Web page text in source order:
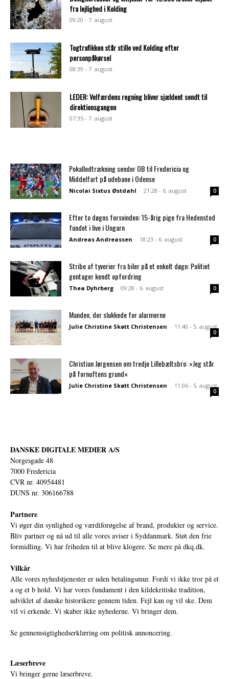
fra lejlighed i Kolding
09:20 - 7. august
Togtrafikken står stille ved Kolding efter
personpåkørsel
08:39 - 7. august
LEDER: Velfærdens regning bliver sjældent sendt til
direktionsgangen
07:35 - 7. august
Pokallodtrækning sender OB til Fredericia og
Middelfart på udebane i Odense
Nicolai Sixtus Østdahl - 21:28 - 6. august 0
Efter to døgns forsvinden: 15-årig pige fra Hedensted
fundet i live i Ungarn
Andreas Andreassen - 18:23 - 6. august 0
Stribe af tyverier fra biler på et enkelt døgn: Politiet
gentager kendt opfordring
Thea Dyhrberg - 09:28 - 6. august 0
Manden, der slukkede for alarmerne
Julie Christine Skøtt Christensen - 11:40 - 5. august
0
Christian Jørgensen om tredje Lillebæltsbro: »Jeg står
på fornuftens grund«
Julie Christine Skøtt Christensen - 11:06 - 5. august
0
DANSKE DIGITALE MEDIER A/S
Norgesgade 48
7000 Fredericia
CVR nr. 40954481
DUNS nr. 306166788
Partnere
Vi øger din synlighed og værdiforøgelse af brand, produkter og service.
Bliv partner og nå ud til alle vores aviser i Syddanmark. Støt den frie
formidling. Vi har friheden til at blive klogere. Se mere på dkq.dk.
Vilkår
Alle vores nyhedstjenester er uden betalingsmur. Fordi vi ikke tror på et
a og et b hold. Vi har vores fundament i den kildekritiske tradition,
udviklet af danske historikere gennem tiden. Fejl kan og vil ske. Dem
vil vi erkende. Vi skaber ikke nyhederne. Vi bringer dem.
Se gennemsigtighedserklæring om politisk annoncering.
Læserbreve
Vi bringer gerne læserbreve.